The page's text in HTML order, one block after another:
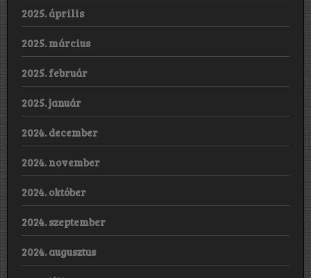
2025. április
2025. március
2025. február
2025. január
2024. december
2024. november
2024. október
2024. szeptember
2024. augusztus